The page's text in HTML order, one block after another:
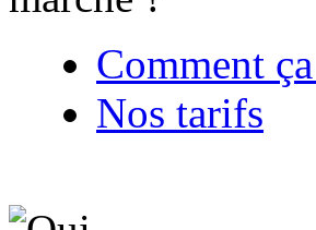
Comment
Nos tarifs